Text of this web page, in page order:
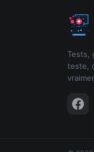
Tests,
teste,